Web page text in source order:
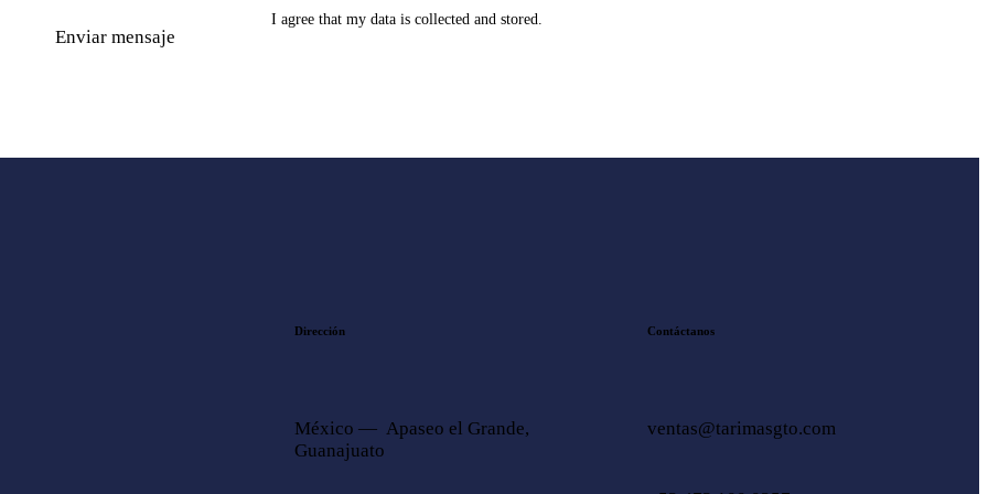
I agree that my data iscollected and stored
Dirección
México — Apaseo el Grande,
Guanajuato
Contáctanos
ventas@tarimasgto.com